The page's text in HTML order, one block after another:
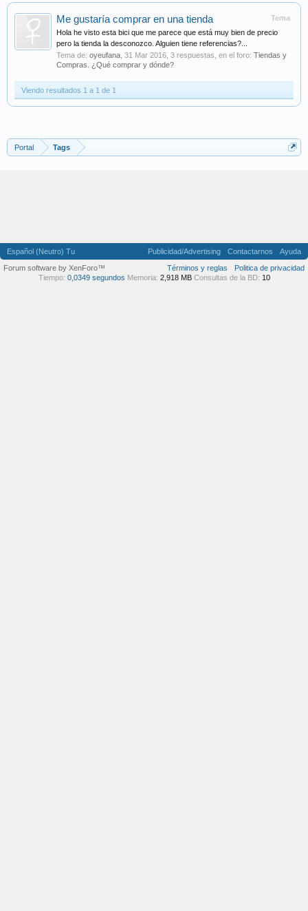
Tema
Me gustaría comprar en una tienda
Hola he visto esta bici que me parece que está muy bien de precio
pero la tienda la desconozco. Alguien tiene referencias?...
Tema de: oyeufana 31 Mar 2016 , 3 respuestas, en el foro: Tiendas y
Compras. ¿Qué comprar y dónde?
Viendo resultados 1 a 1 de 1
Portal Tags
Español (Neutro) Tu Publicidad/Advertising Contactarnos
Ayuda
Términos y reglas
Politica de privacidad
Forum software by XenForo™
Tiempo: 0,0349 segundos Memoria: 2,918 MB Consultas de la BD: 10